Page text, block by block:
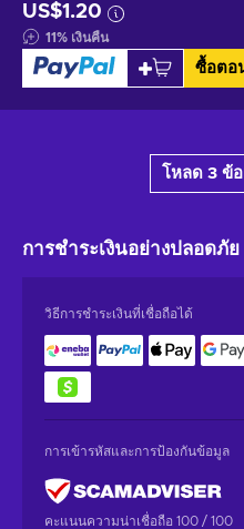
US$1.20
11% เงินคืน
ซื้อตอ
โหลด 3 ข้อ
การชำระเงินอย่างปลอดภัย
วิธีการชำระเงินที่เชื่อถือได้
การเข้ารหัสและการป้องกันข้อมูล
คะแนนความน่าเชื่อถือ 100 / 100